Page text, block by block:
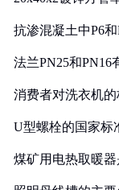
抗渗混凝土中P6
法兰PN25和PN16
消费者对洗衣机
U型螺栓的国家标
煤矿用电热取暖